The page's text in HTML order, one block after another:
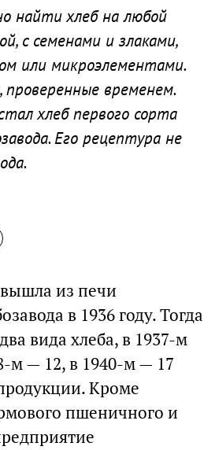
найти хлеб на любой
с семенами и злаками,
или микроэлементами.
временем.
хлеб первого сорта
Его рецептура не
из печи
в 1936 году. Тогда
вида хлеба, в 1937-м
м — 12, в 1940-м — 17
Кроме
пшеничного и